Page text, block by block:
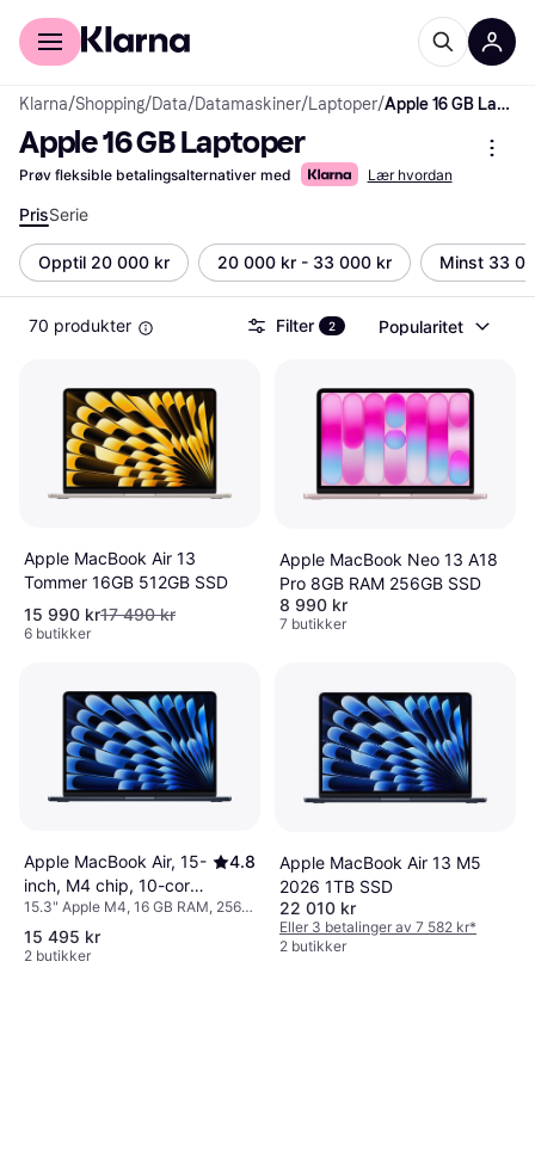
For kunder
Klarna/Shopping/Data/Datamaskiner/Laptoper/ Apple 16 GB Laptoper
Apple 16 GB Laptoper
Prøv fleksible betalingsalternativer med Lær hvordan
PrisSerie
Opptil 20 000 kr 20 000 kr - 33 000 kr Minst 33
70 produkter Filter 2 Popularitet
Apple MacBook Air 13
Tommer 16GB 512GB SSD
15 990 kr17 490 kr
6 butikker
Apple MacBook Neo 13 A18
Pro 8GB RAM 256GB SSD
8 990 kr
7 butikker
Apple MacBook Air, 15-
inch, M4 chip, 10-core
CPU, 10-core GPU,
16GB Unified Memory,
256GB SSD Storage,
4.8
15.3" Apple M4, 16 GB RAM, 256
GB SSD
15 495 kr
2 butikker
Apple MacBook Air 13 M5
2026 1TB SSD
22 010 kr
Eller 3 betalinger av 7 582 kr*
2 butikker